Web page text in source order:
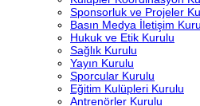
Sponsorluk ve Projeler
Basın Medya İletişim
Hukuk ve Etik Kurulu
Sağlık Kurulu
Yayın Kurulu
Sporcular Kurulu
Eğitim Kulüpleri Kurulu
Antrenörler Kurulu